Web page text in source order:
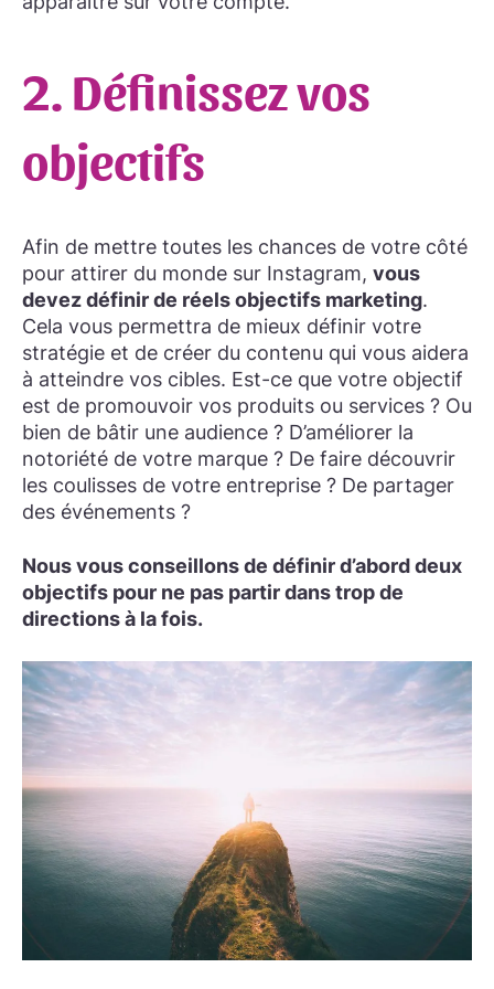
2. Définissez vos
objectifs
Afin de mettre toutes les chances de votre côté
pour attirer du monde sur Instagram, vous
devez définir de réels objectifs marketing.
Cela vous permettra de mieux définir votre
stratégie et de créer du contenu qui vous aidera
à atteindre vos cibles. Est-ce que votre objectif
est de promouvoir vos produits ou services ? Ou
bien de bâtir une audience ? D’améliorer la
notoriété de votre marque ? De faire découvrir
les coulisses de votre entreprise ? De partager
des événements ?
Nous vous conseillons de définir d’abord deux
objectifs pour ne pas partir dans trop de
directions à la fois.